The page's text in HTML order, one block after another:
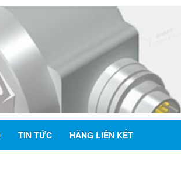
TIN TỨC HÃNG LIÊN KẾT